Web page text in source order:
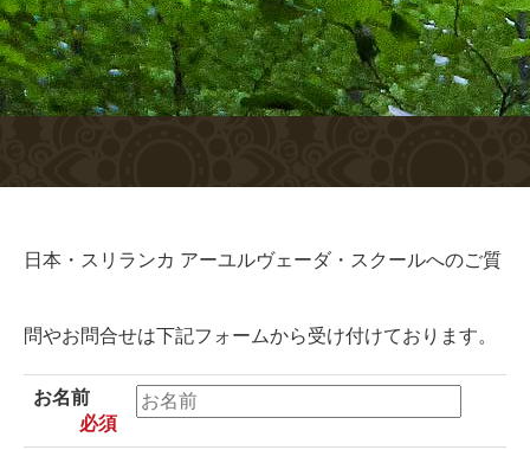
日本・スリランカ アーユルヴェーダ・スクールへのご質
問やお問合せは下記フォームから受け付けております。
お名前
必須